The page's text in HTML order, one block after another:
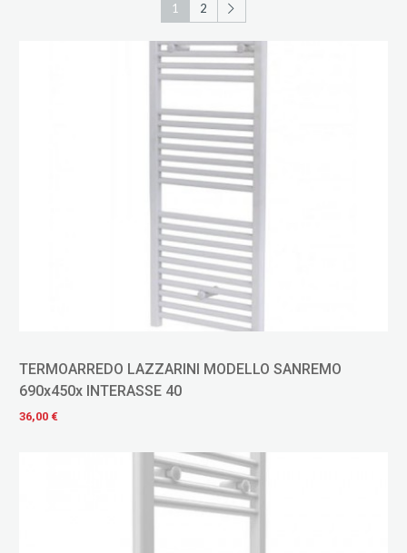
1 2
TERMOARREDO LAZZARINI MODELLO SANREMO
690x450x INTERASSE 40
36,00 €